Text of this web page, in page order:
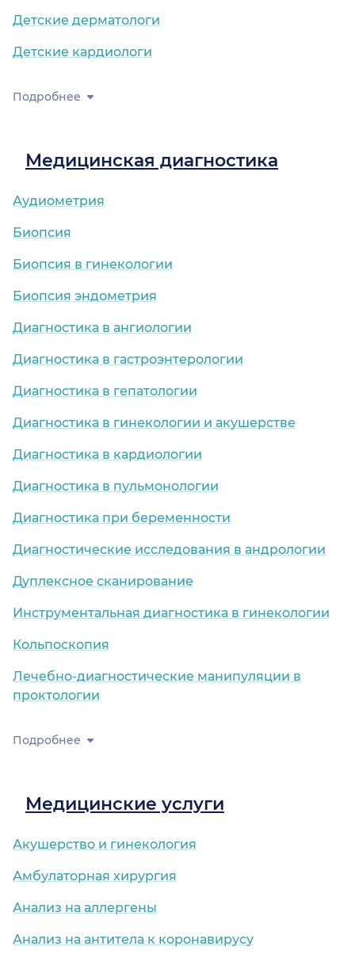
Детские дерматологи
Детские кардиологи
Подробнее
Медицинская диагностика
Аудиометрия
Биопсия
Биопсия в гинекологии
Биопсия эндометрия
Диагностика в ангиологии
Диагностика в гастроэнтерологии
Диагностика в гепатологии
Диагностика в гинекологии и акушерстве
Диагностика в кардиологии
Диагностика в пульмонологии
Диагностика при беременности
Диагностические исследования в андрологии
Дуплексное сканирование
Инструментальная диагностика в гинекологии
Кольпоскопия
Лечебно-диагностические манипуляции в
проктологии
Подробнее
Медицинские услуги
Акушерство и гинекология
Амбулаторная хирургия
Анализ на аллергены
Анализ на антитела к коронавирусу